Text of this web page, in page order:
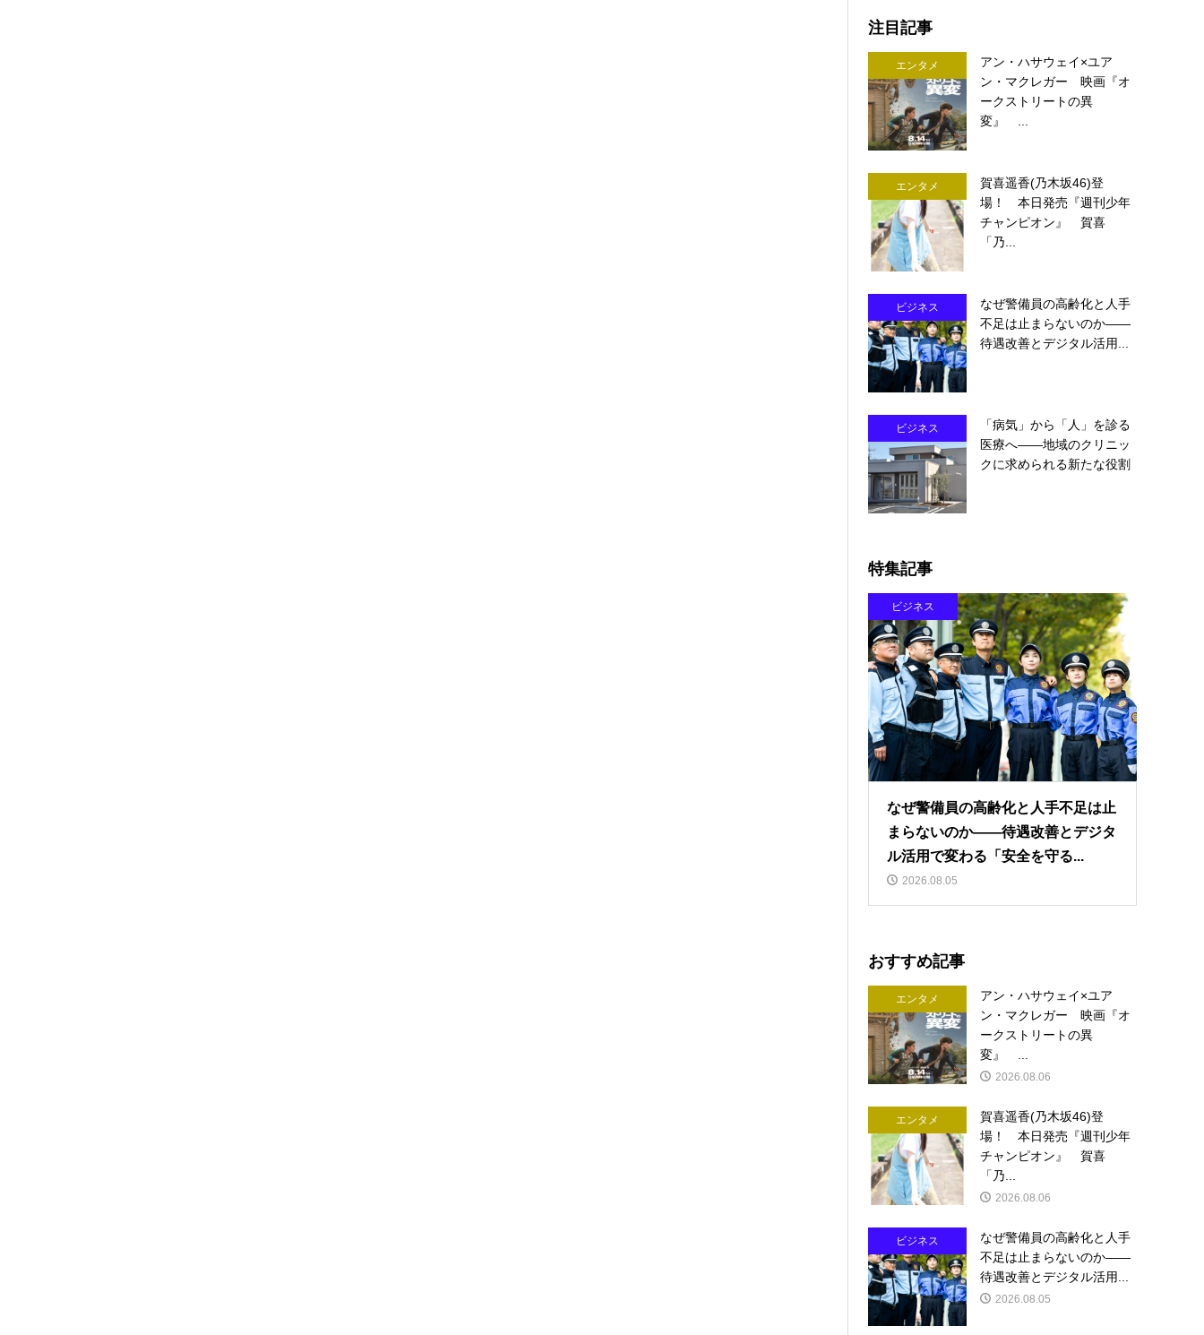
注目記事
エンタメ
アン・ハサウェイ×ユア
ン・マクレガー 映画『オ
ークストリートの異
変』 ...
エンタメ
賀喜遥香(乃木坂46)登
場！ 本日発売『週刊少年
チャンピオン』 賀喜
「乃...
ビジネス
なぜ警備員の高齢化と人手
不足は止まらないのか――
待遇改善とデジタル活用...
ビジネス
「病気」から「人」を診る
医療へ――地域のクリニッ
クに求められる新たな役割
特集記事
ビジネス
なぜ警備員の高齢化と人手不足は止
まらないのか――待遇改善とデジタ
ル活用で変わる「安全を守る...
2026.08.05
おすすめ記事
エンタメ
アン・ハサウェイ×ユア
ン・マクレガー 映画『オ
ークストリートの異
変』 ...
2026.08.06
エンタメ
賀喜遥香(乃木坂46)登
場！ 本日発売『週刊少年
チャンピオン』 賀喜
「乃...
2026.08.06
ビジネス
なぜ警備員の高齢化と人手
不足は止まらないのか――
待遇改善とデジタル活用...
2026.08.05